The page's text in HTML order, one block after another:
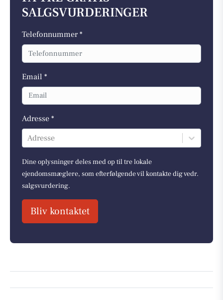
SALGSVURDERINGER
Telefonnummer *
Email *
Adresse *
Adresse
Dine oplysninger deles med op til tre lokale
ejendomsmæglere, som efterfølgende vil kontakte dig vedr.
salgsvurdering.
Bliv kontaktet